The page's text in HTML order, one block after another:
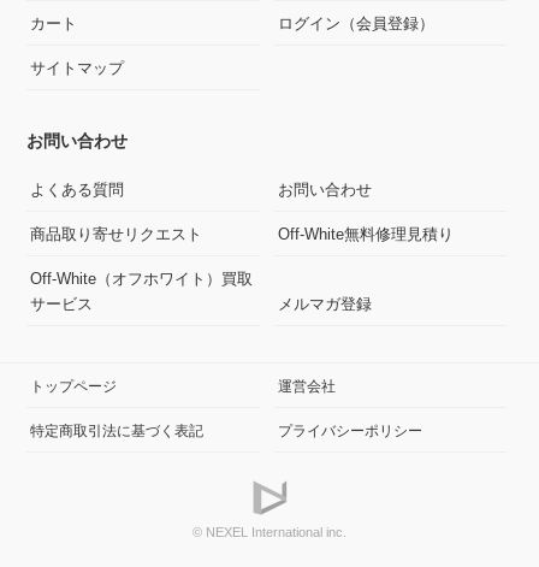
カート ログイン（会員登録）
サイトマップ
お問い合わせ
よくある質問 お問い合わせ
商品取り寄せリクエスト Off-White無料修理見積り
Off-White（オフホワイト）買取
サービス
メルマガ登録
トップページ 運営会社
特定商取引法に基づく表記 プライバシーポリシー
© NEXEL International inc.